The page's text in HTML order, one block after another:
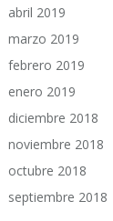
abril 2019
marzo 2019
febrero 2019
enero 2019
diciembre 2018
noviembre 2018
octubre 2018
septiembre 2018